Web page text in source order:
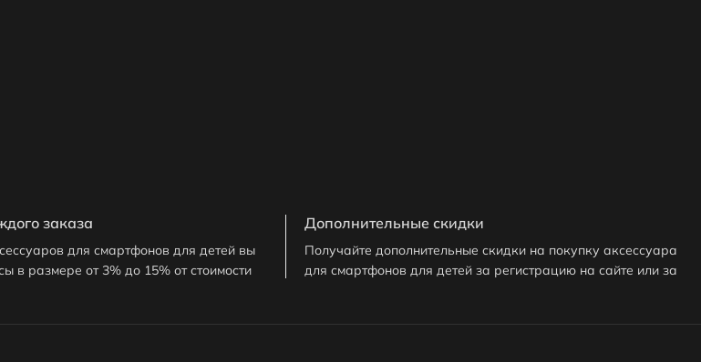
заказа
для смартфонов для детей вы
в размере от 3% до 15% от стоимости
Дополнительные скидки
Получайте дополнительные скидки на покупку аксессуара
для смартфонов для детей за регистрацию на сайте или за